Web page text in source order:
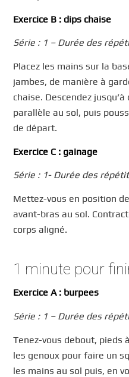
Exercice B : dips chaise
Série : 1 – Durée des
Placez les mains sur la
jambes, de manière à
chaise. Descendez
parallèle au sol, puis
de départ.
Exercice C : gainage
Série : 1- Durée des
Mettez-vous en position
avant-bras au sol.
corps aligné.
1 minute pour
Exercice A : burpees
Série : 1 – Durée des
Tenez-vous debout, pieds
les genoux pour faire un
les mains au sol puis, en